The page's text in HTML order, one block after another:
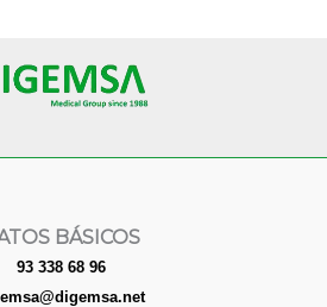
BÁSICOS
93 338 68 96